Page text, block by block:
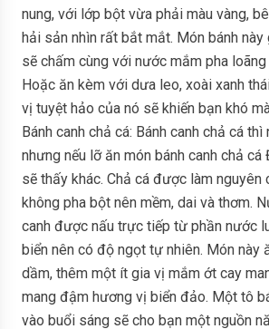
nung, với lớp bột vừa phải màu vàng,
hải sản nhìn rất bắt mắt. Món bánh này
sẽ chấm cùng với nước mắm pha loãng
Hoặc ăn kèm với dưa leo, xoài xanh
vị tuyệt hảo của nó sẽ khiến bạn khó
Bánh canh chả cá: Bánh canh chả cá
nhưng nếu lỡ ăn món bánh canh chả
sẽ thấy khác. Chả cá được làm
không pha bột nên mềm, dai và thơm.
canh được nấu trực tiếp từ phần nước
biển nên có độ ngọt tự nhiên. Món này
dầm, thêm một ít gia vị mắm ớt cay
mang đậm hương vị biển đảo. Một tô
vào buổi sáng sẽ cho bạn một nguồn